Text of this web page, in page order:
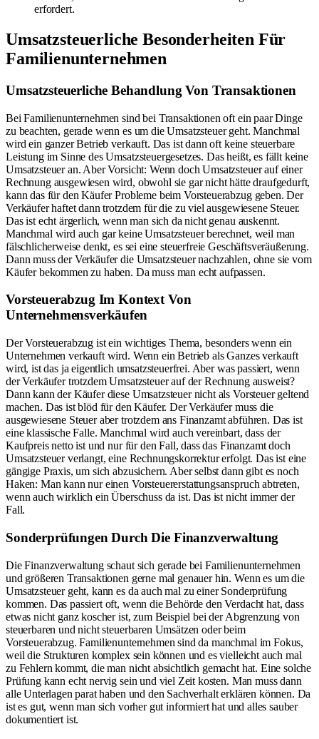
erfordert.
Umsatzsteuerliche Besonderheiten Für
Familienunternehmen
Umsatzsteuerliche Behandlung Von Transaktionen
Bei Familienunternehmen sind bei Transaktionen oft ein paar Dinge
zu beachten, gerade wenn es um die Umsatzsteuer geht. Manchmal
wird ein ganzer Betrieb verkauft. Das ist dann oft keine steuerbare
Leistung im Sinne des Umsatzsteuergesetzes. Das heißt, es fällt keine
Umsatzsteuer an. Aber Vorsicht: Wenn doch Umsatzsteuer auf einer
Rechnung ausgewiesen wird, obwohl sie gar nicht hätte draufgedurft,
kann das für den Käufer Probleme beim Vorsteuerabzug geben. Der
Verkäufer haftet dann trotzdem für die zu viel ausgewiesene Steuer.
Das ist echt ärgerlich, wenn man sich da nicht genau auskennt.
Manchmal wird auch gar keine Umsatzsteuer berechnet, weil man
fälschlicherweise denkt, es sei eine steuerfreie Geschäftsveräußerung.
Dann muss der Verkäufer die Umsatzsteuer nachzahlen, ohne sie vom
Käufer bekommen zu haben. Da muss man echt aufpassen.
Vorsteuerabzug Im Kontext Von
Unternehmensverkäufen
Der Vorsteuerabzug ist ein wichtiges Thema, besonders wenn ein
Unternehmen verkauft wird. Wenn ein Betrieb als Ganzes verkauft
wird, ist das ja eigentlich umsatzsteuerfrei. Aber was passiert, wenn
der Verkäufer trotzdem Umsatzsteuer auf der Rechnung ausweist?
Dann kann der Käufer diese Umsatzsteuer nicht als Vorsteuer geltend
machen. Das ist blöd für den Käufer. Der Verkäufer muss die
ausgewiesene Steuer aber trotzdem ans Finanzamt abführen. Das ist
eine klassische Falle. Manchmal wird auch vereinbart, dass der
Kaufpreis netto ist und nur für den Fall, dass das Finanzamt doch
Umsatzsteuer verlangt, eine Rechnungskorrektur erfolgt. Das ist eine
gängige Praxis, um sich abzusichern. Aber selbst dann gibt es noch
Haken: Man kann nur einen Vorsteuererstattungsanspruch abtreten,
wenn auch wirklich ein Überschuss da ist. Das ist nicht immer der
Fall.
Sonderprüfungen Durch Die Finanzverwaltung
Die Finanzverwaltung schaut sich gerade bei Familienunternehmen
und größeren Transaktionen gerne mal genauer hin. Wenn es um die
Umsatzsteuer geht, kann es da auch mal zu einer Sonderprüfung
kommen. Das passiert oft, wenn die Behörde den Verdacht hat, dass
etwas nicht ganz koscher ist, zum Beispiel bei der Abgrenzung von
steuerbaren und nicht steuerbaren Umsätzen oder beim
Vorsteuerabzug. Familienunternehmen sind da manchmal im Fokus,
weil die Strukturen komplex sein können und es vielleicht auch mal
zu Fehlern kommt, die man nicht absichtlich gemacht hat. Eine solche
Prüfung kann echt nervig sein und viel Zeit kosten. Man muss dann
alle Unterlagen parat haben und den Sachverhalt erklären können. Da
ist es gut, wenn man sich vorher gut informiert hat und alles sauber
dokumentiert ist.